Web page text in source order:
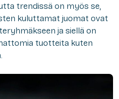
trendissä on myös se,
kuluttamat juomat ovat
ja siellä on
tuotteita kuten